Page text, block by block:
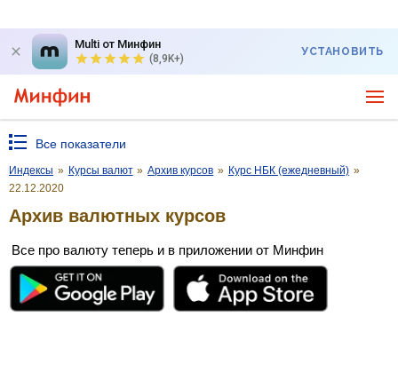
Multi от Минфин
(8,9K+)
УСТАНОВИТЬ
Все показатели
Индексы » Курсы валют » Архив курсов » Курс НБК (ежедневный) »
22.12.2020
Архив валютных курсов
Все про валюту теперь и в приложении от Минфин